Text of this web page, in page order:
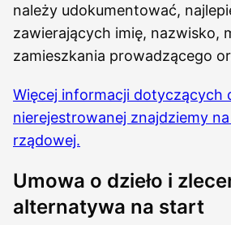
należy udokumentować,
zawierających imię, nazwisko,
zamieszkania prowadzącego
Więcej informacji dotyczących
nierejestrowanej znajdziemy
rządowej.
Umowa o dzieło i
alternatywa na start